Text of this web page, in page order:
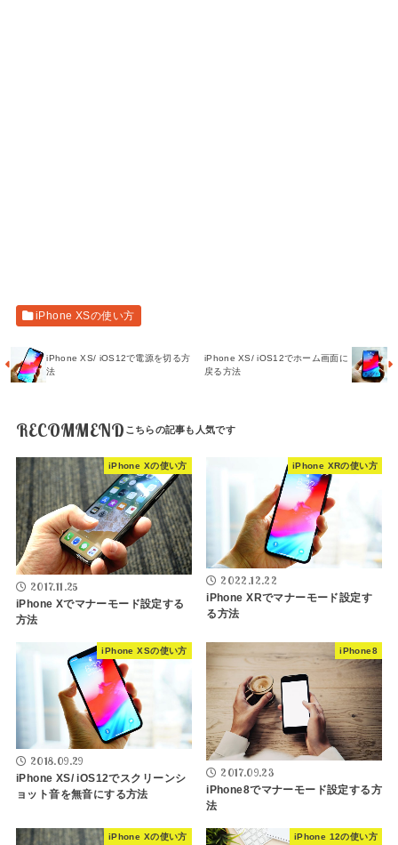
iPhone XSの使い方
iPhone XS/ iOS12で電源を切る方
法
iPhone XS/ iOS12でホーム画面に
戻る方法
RECOMMEND
iPhone Xの使い方
2017.11.25
iPhone Xでマナーモード設定する
方法
iPhone XRの使い方
2022.12.22
iPhone XRでマナーモード設定す
る方法
iPhone XSの使い方
2018.09.29
iPhone XS/ iOS12でスクリーンシ
ョット音を無音にする方法
iPhone8
2017.09.23
iPhone8でマナーモード設定する方
法
iPhone Xの使い方 iPhone 12の使い方